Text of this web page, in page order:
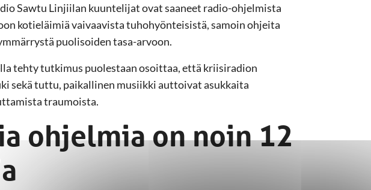
Sawtu Linjiilan kuuntelijat ovat saaneet radio-ohjelmista
kotieläimiä vaivaavista tuhohyönteisistä, samoin ohjeita
puolisoiden tasa-arvoon.
tehty tutkimus puolestaan osoittaa, että kriisiradion
sekä tuttu, paikallinen musiikki auttoivat asukkaita
traumoista.
ohjelmia on noin 12